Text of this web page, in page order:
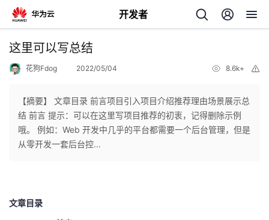
开发者
返
个
主
的
我
这里可以写总结
花狗Fdog 2022/05/04 8.6k+
【摘要】 文章目录 前言项目引入项目介绍推荐理由场景展示总
结 前言 提示：可以在这里写项目推荐的初衷，记得删除示例
哦。 例如：Web 开发中几乎的平台都需要一个后台管理，但是
从零开发一套后台控...
文章目录